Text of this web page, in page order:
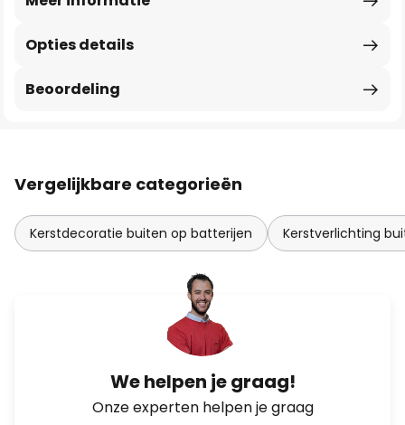
Opties details
Beoordeling
Vergelijkbare categorieën
Kerstdecoratie buiten op batterijen Kerstverlichting
We helpen je graag!
Onze experten helpen je graag